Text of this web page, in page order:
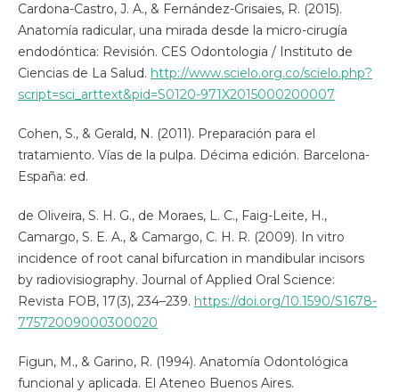
Cardona-Castro, J. A., & Fernández-Grisaies, R. (2015).
Anatomía radicular, una mirada desde la micro-cirugía
endodóntica: Revisión. CES Odontologia / Instituto de
Ciencias de La Salud. http://www.scielo.org.co/scielo.php?
script=sci_arttext&pid=S0120-971X2015000200007
Cohen, S., & Gerald, N. (2011). Preparación para el
tratamiento. Vías de la pulpa. Décima edición. Barcelona-
España: ed.
de Oliveira, S. H. G., de Moraes, L. C., Faig-Leite, H.,
Camargo, S. E. A., & Camargo, C. H. R. (2009). In vitro
incidence of root canal bifurcation in mandibular incisors
by radiovisiography. Journal of Applied Oral Science:
Revista FOB, 17(3), 234–239. https://doi.org/10.1590/S1678-
77572009000300020
Figun, M., & Garino, R. (1994). Anatomía Odontológica
funcional y aplicada. El Ateneo Buenos Aires.